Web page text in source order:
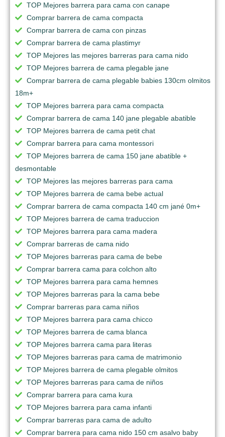
TOP Mejores barrera para cama con canape
Comprar barrera de cama compacta
Comprar barrera de cama con pinzas
Comprar barrera de cama plastimyr
TOP Mejores las mejores barreras para cama nido
TOP Mejores barrera de cama plegable jane
Comprar barrera de cama plegable babies 130cm olmitos
18m+
TOP Mejores barrera para cama compacta
Comprar barrera de cama 140 jane plegable abatible
TOP Mejores barrera de cama petit chat
Comprar barrera para cama montessori
TOP Mejores barrera de cama 150 jane abatible +
desmontable
TOP Mejores las mejores barreras para cama
TOP Mejores barrera de cama bebe actual
Comprar barrera de cama compacta 140 cm jané 0m+
TOP Mejores barrera de cama traduccion
TOP Mejores barrera para cama madera
Comprar barreras de cama nido
TOP Mejores barreras para cama de bebe
Comprar barrera cama para colchon alto
TOP Mejores barrera para cama hemnes
TOP Mejores barreras para la cama bebe
Comprar barreras para cama niños
TOP Mejores barrera para cama chicco
TOP Mejores barrera de cama blanca
TOP Mejores barrera cama para literas
TOP Mejores barreras para cama de matrimonio
TOP Mejores barrera de cama plegable olmitos
TOP Mejores barreras para cama de niños
Comprar barrera para cama kura
TOP Mejores barrera para cama infanti
Comprar barreras para cama de adulto
Comprar barrera para cama nido 150 cm asalvo baby